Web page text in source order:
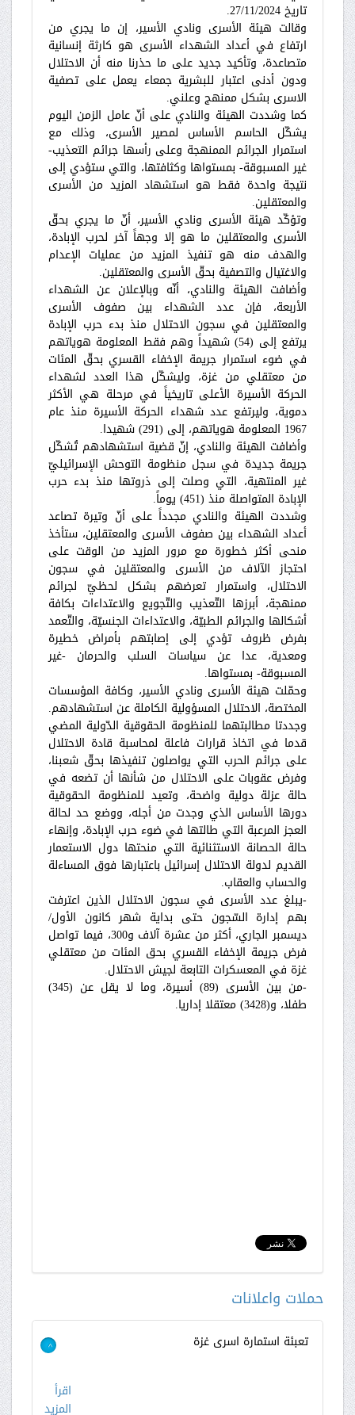
تاريخ 27/11/2024.
وقالت هيئة الأسرى ونادي الأسير، إن ما يجري من
ارتفاع في أعداد الشهداء الأسرى هو كارثة إنسانية
متصاعدة، وتأكيد جديد على ما حذرنا منه أن الاحتلال
ودون أدنى اعتبار للبشرية جمعاء يعمل على تصفية
الاسرى بشكل ممنهج وعلني.
كما وشددت الهيئة والنادي على أنّ عامل الزمن اليوم
يشكّل الحاسم الأساس لمصير الأسرى، وذلك مع
استمرار الجرائم الممنهجة وعلى رأسها جرائم التعذيب-
غير المسبوقة- بمستواها وكثافتها، والتي ستؤدي إلى
نتيجة واحدة فقط هو استشهاد المزيد من الأسرى
والمعتقلين.
وتؤكّد هيئة الأسرى ونادي الأسير، أنّ ما يجري بحقّ
الأسرى والمعتقلين ما هو إلا وجهاً آخر لحرب الإبادة،
والهدف منه هو تنفيذ المزيد من عمليات الإعدام
والاغتيال والتصفية بحقّ الأسرى والمعتقلين.
وأضافت الهيئة والنادي، أنّه وبالإعلان عن الشهداء
الأربعة، فإن عدد الشهداء بين صفوف الأسرى
والمعتقلين في سجون الاحتلال منذ بدء حرب الإبادة
يرتفع إلى (54) شهيداً وهم فقط المعلومة هوياتهم
في ضوء استمرار جريمة الإخفاء القسري بحقّ المئات
من معتقلي من غزة، وليشكّل هذا العدد لشهداء
الحركة الأسيرة الأعلى تاريخياً في مرحلة هي الأكثر
دموية، وليرتفع عدد شهداء الحركة الأسيرة منذ عام
1967 المعلومة هوياتهم، إلى (291) شهيدا.
وأضافت الهيئة والنادي، إنّ قضية استشهادهم تُشكّل
جريمة جديدة في سجل منظومة التوحش الإسرائيليّ
غير المنتهية، التي وصلت إلى ذروتها منذ بدء حرب
الإبادة المتواصلة منذ (451) يوماً.
وشددت الهيئة والنادي مجدداً على أنّ وتيرة تصاعد
أعداد الشهداء بين صفوف الأسرى والمعتقلين، ستأخذ
منحى أكثر خطورة مع مرور المزيد من الوقت على
احتجاز الآلاف من الأسرى والمعتقلين في سجون
الاحتلال، واستمرار تعرضهم بشكل لحظيّ لجرائم
ممنهجة، أبرزها التّعذيب والتّجويع والاعتداءات بكافة
أشكالها والجرائم الطبيّة، والاعتداءات الجنسيّة، والتّعمد
بفرض ظروف تؤدي إلى إصابتهم بأمراض خطيرة
ومعدية، عدا عن سياسات السلب والحرمان -غير
المسبوقة- بمستواها.
وحمّلت هيئة الأسرى ونادي الأسير، وكافة المؤسسات
المختصة، الاحتلال المسؤولية الكاملة عن استشهادهم.
وجددتا مطالبتهما للمنظومة الحقوقية الدّولية المضي
قدما في اتخاذ قرارات فاعلة لمحاسبة قادة الاحتلال
على جرائم الحرب التي يواصلون تنفيذها بحقّ شعبنا،
وفرض عقوبات على الاحتلال من شأنها أن تضعه في
حالة عزلة دولية واضحة، وتعيد للمنظومة الحقوقية
دورها الأساس الذي وجدت من أجله، ووضع حد لحالة
العجز المرعبة التي طالتها في ضوء حرب الإبادة، وإنهاء
حالة الحصانة الاستثنائية التي منحتها دول الاستعمار
القديم لدولة الاحتلال إسرائيل باعتبارها فوق المساءلة
والحساب والعقاب.
-يبلغ عدد الأسرى في سجون الاحتلال الذين اعترفت
بهم إدارة السّجون حتى بداية شهر كانون الأول/
ديسمبر الجاري، أكثر من عشرة آلاف و300، فيما تواصل
فرض جريمة الإخفاء القسري بحق المئات من معتقلي
غزة في المعسكرات التابعة لجيش الاحتلال.
-من بين الأسرى (89) أسيرة، وما لا يقل عن (345)
طفلا، و(3428) معتقلا إداريا.
حملات واعلانات
تعبئة استمارة اسرى غزة >
اقرأ
المزيد